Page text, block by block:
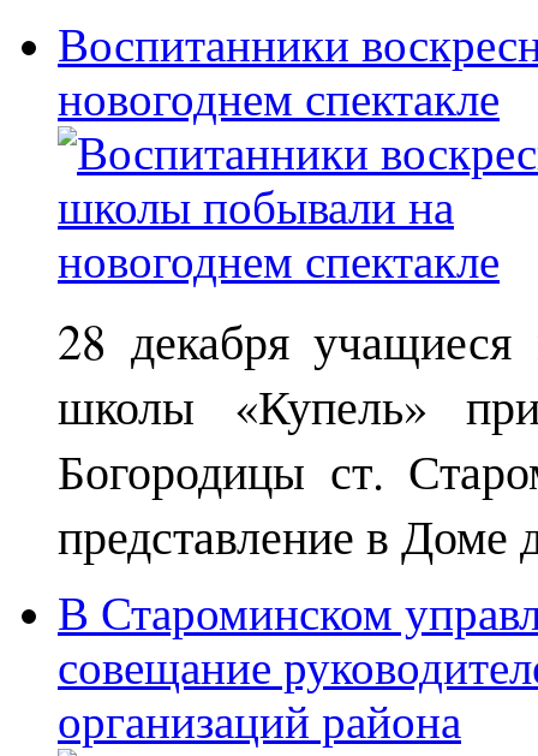
Воспитанники
новогоднем спектакле
28 декабря
школы «Купель»
Богородицы ст.
представление в Доме
В Староминском
совещание
организаций района